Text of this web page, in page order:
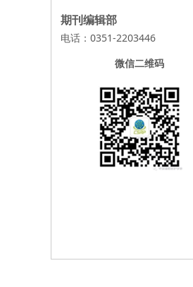
期刊编辑部
电话：0351-2203446
微信二维码